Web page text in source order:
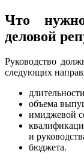
Что
деловой
Руководство
следующих
объема
имиджевой
и
бюджета.